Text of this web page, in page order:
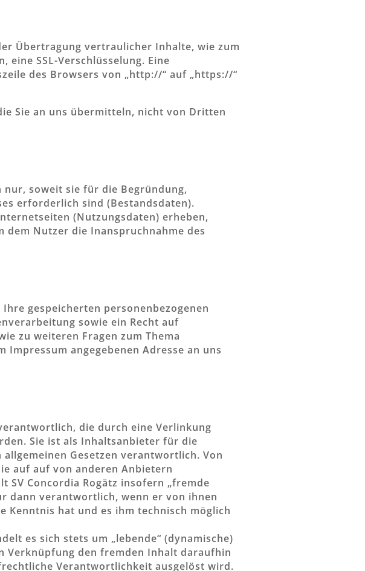
Übertragung vertraulicher Inhalte, wie zum
eine SSL-Verschlüsselung. Eine
des Browsers von „http://“ auf „https://“
Sie an uns übermitteln, nicht von Dritten
soweit sie für die Begründung,
erforderlich sind (Bestandsdaten).
(Nutzungsdaten) erheben,
Nutzer die Inanspruchnahme des
gespeicherten personenbezogenen
sowie ein Recht auf
zu weiteren Fragen zum Thema
angegebenen Adresse an uns
die durch eine Verlinkung
Sie ist als Inhaltsanbieter für die
Gesetzen verantwortlich. Von
auf auf von anderen Anbietern
SV Concordia Rogätz insofern „fremde
dann verantwortlich, wenn er von ihnen
hat und es ihm technisch möglich
es sich stets um „lebende“ (dynamische)
Verknüpfung den fremden Inhalt daraufhin
Verantwortlichkeit ausgelöst wird.